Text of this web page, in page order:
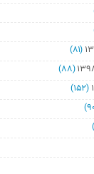
(۸۱)
(۸۸)
(۱۵۲)